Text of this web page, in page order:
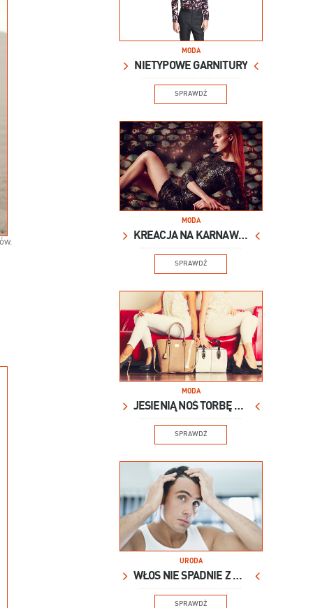
MODA
NIETYPOWE GARNITURY
SPRAWDŹ
MODA
KREACJA NA KARNAWAŁ
SPRAWDŹ
MODA
JESIENIĄ NOŚ TORBĘ XXL
SPRAWDŹ
URODA
WŁOS NIE SPADNIE Z GŁOWY
SPRAWDŹ